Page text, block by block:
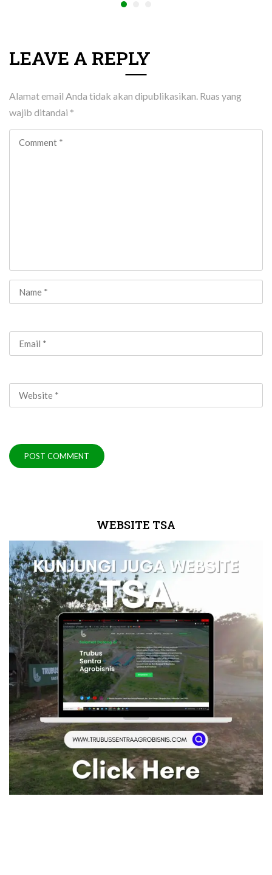
LEAVE A REPLY
Alamat email Anda tidak akan dipublikasikan. Ruas yang
wajib ditandai *
WEBSITE TSA